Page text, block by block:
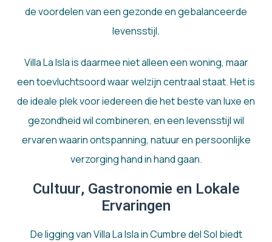
de voordelen van een gezonde en gebalanceerde
levensstijl.
Villa La Isla is daarmee niet alleen een woning, maar
een toevluchtsoord waar welzijn centraal staat. Het is
de ideale plek voor iedereen die het beste van luxe en
gezondheid wil combineren, en een levensstijl wil
ervaren waarin ontspanning, natuur en persoonlijke
verzorging hand in hand gaan.
Cultuur, Gastronomie en Lokale
Ervaringen
De ligging van Villa La Isla in Cumbre del Sol biedt